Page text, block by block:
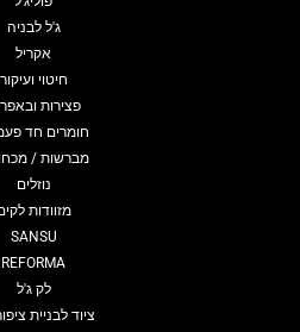
ג'ל לבניה
אקריל
חיטוי ועיקור
פצירות
חומרים חד
מברשות /
נוזלים
מזוודות
SANSU
REFORMA
לק ג'ל
ציוד לבניית